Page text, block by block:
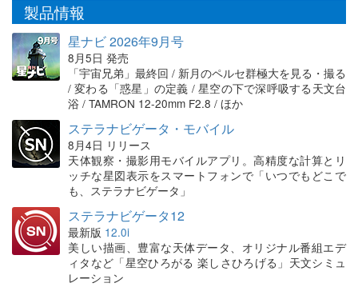
製品情報
星ナビ 2026年9月号
8月5日 発売
「宇宙兄弟」最終回 / 新月のペルセ群極大を見る・撮る
/ 変わる「惑星」の定義 / 星空の下で深呼吸する天文台
浴 / TAMRON 12-20mm F2.8 / ほか
ステラナビゲータ・モバイル
8月4日 リリース
天体観察・撮影用モバイルアプリ。高精度な計算とリ
ッチな星図表示をスマートフォンで「いつでもどこで
も、ステラナビゲータ」
ステラナビゲータ12
最新版 12.0i
美しい描画、豊富な天体データ、オリジナル番組エデ
ィタなど「星空ひろがる 楽しさひろげる」天文シミュ
レーション